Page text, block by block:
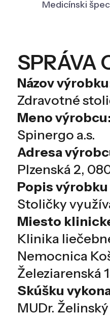
Medicínski
SPRÁVA
Názov
Zdravotné
Meno výrobcu:
Spinergo a.s.
Adresa
Plzenská 2,
Popis
Stoličky
Miesto
Klinika
Nemocnica
Železiarenská
Skúšku
MUDr.